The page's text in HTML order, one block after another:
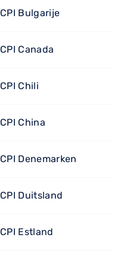
CPI Bulgarije
CPI Canada
CPI Chili
CPI China
CPI Denemarken
CPI Duitsland
CPI Estland